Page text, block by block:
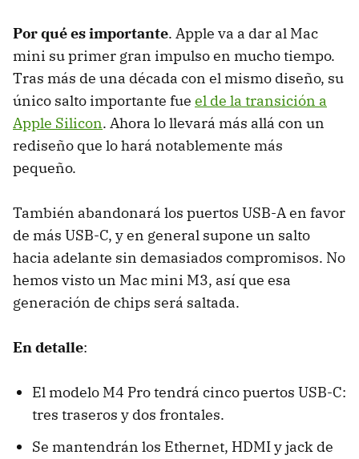
Por qué es importante. Apple va a dar al Mac
mini su primer gran impulso en mucho tiempo.
Tras más de una década con el mismo diseño, su
único salto importante fue el de la transición a
Apple Silicon. Ahora lo llevará más allá con un
rediseño que lo hará notablemente más
pequeño.
También abandonará los puertos USB-A en favor
de más USB-C, y en general supone un salto
hacia adelante sin demasiados compromisos. No
hemos visto un Mac mini M3, así que esa
generación de chips será saltada.
En detalle:
El modelo M4 Pro tendrá cinco puertos USB-C:
tres traseros y dos frontales.
Se mantendrán los Ethernet, HDMI y jack de